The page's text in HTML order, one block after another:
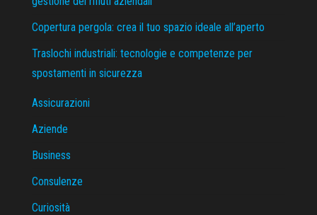
Copertura pergola: crea il tuo spazio ideale all’aperto
Traslochi industriali: tecnologie e competenze per
spostamenti in sicurezza
Assicurazioni
Aziende
Business
Consulenze
Curiosità